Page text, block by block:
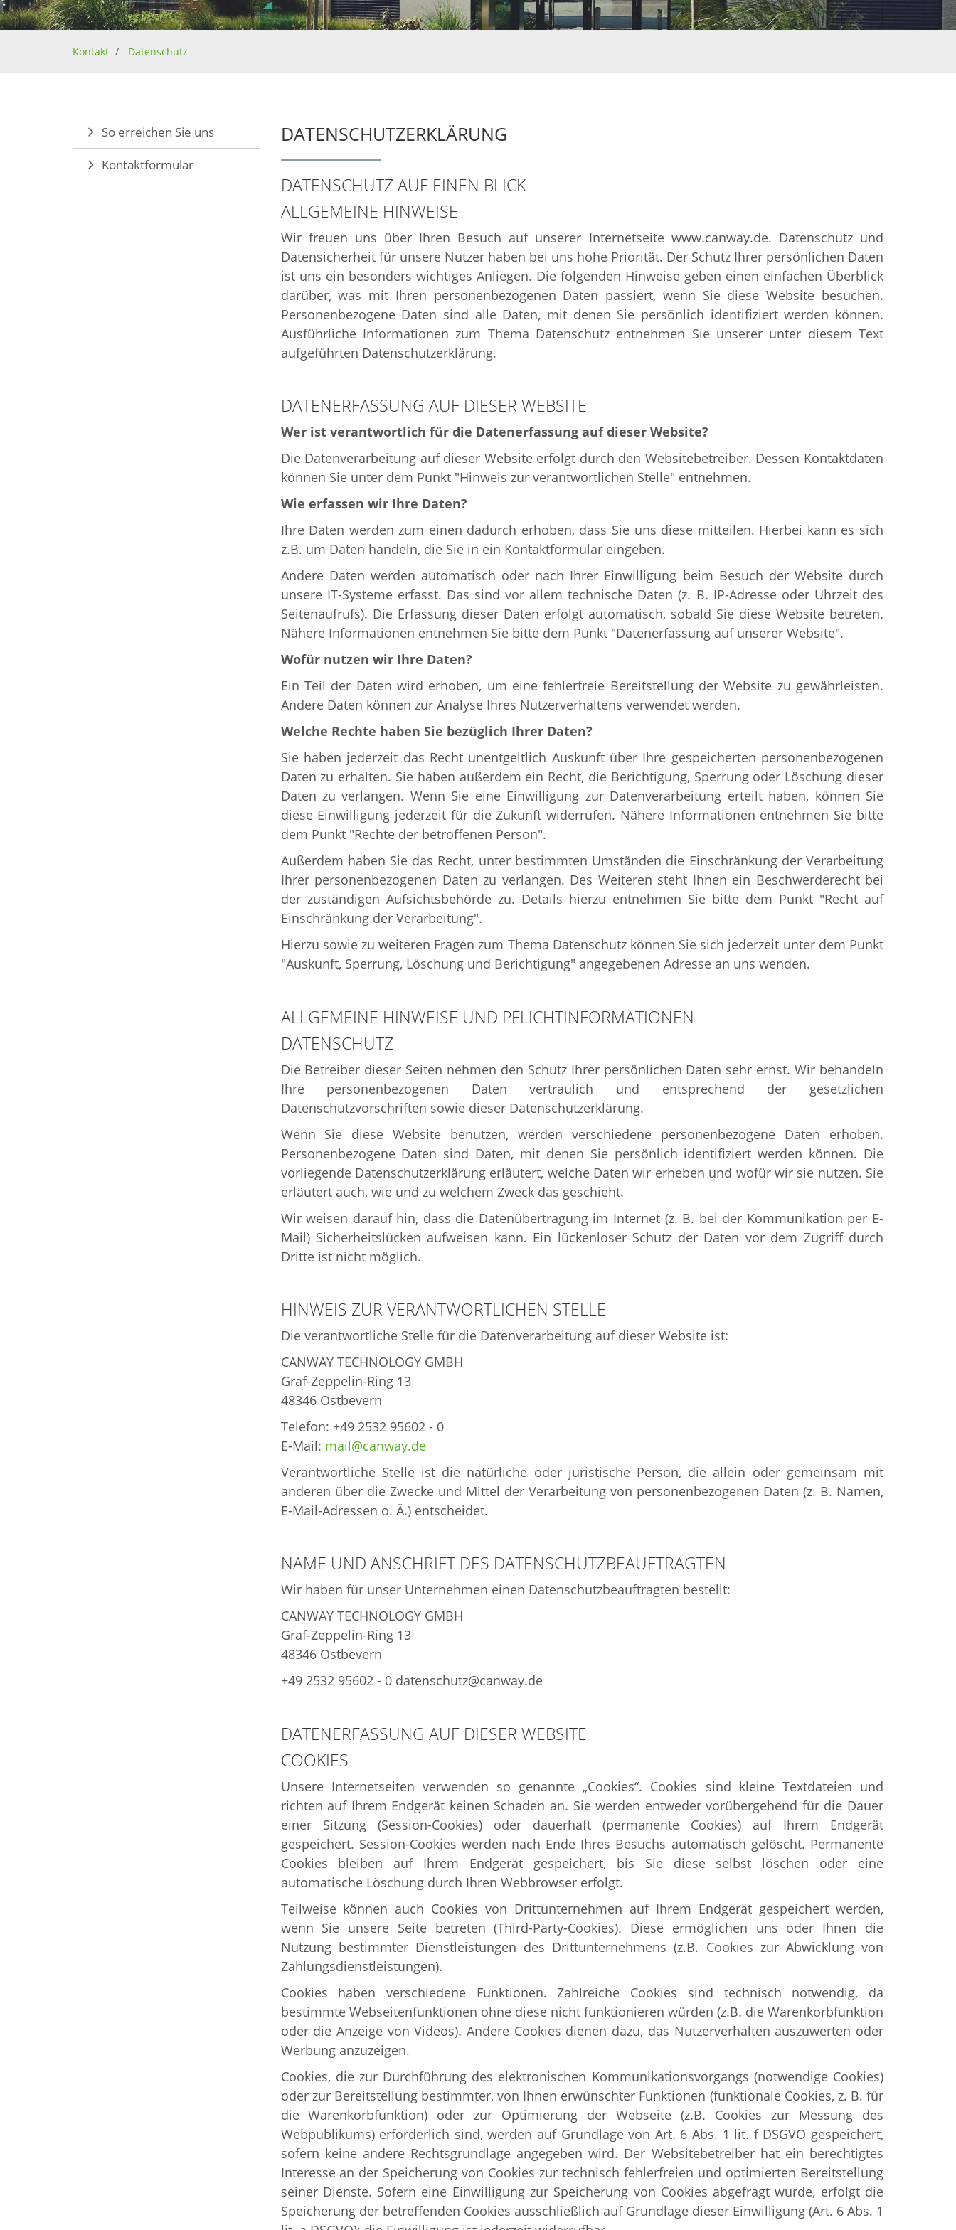
Kontakt Datenschutz
DATENSCHUTZERKLÄRUNG
DATENSCHUTZ AUF EINEN BLICK
ALLGEMEINE HINWEISE
Wir freuen uns über Ihren Besuch auf unserer Internetseite www.canway.de. Datenschutz und
Datensicherheit für unsere Nutzer haben bei uns hohe Priorität. Der Schutz Ihrer persönlichen Daten
ist uns ein besonders wichtiges Anliegen. Die folgenden Hinweise geben einen einfachen Überblick
darüber, was mit Ihren personenbezogenen Daten passiert, wenn Sie diese Website besuchen.
Personenbezogene Daten sind alle Daten, mit denen Sie persönlich identifiziert werden können.
Ausführliche Informationen zum Thema Datenschutz entnehmen Sie unserer unter diesem Text
aufgeführten Datenschutzerklärung.
DATENERFASSUNG AUF DIESER WEBSITE
Wer ist verantwortlich für die Datenerfassung auf dieser Website?
Die Datenverarbeitung auf dieser Website erfolgt durch den Websitebetreiber. Dessen Kontaktdaten
können Sie unter dem Punkt "Hinweis zur verantwortlichen Stelle" entnehmen.
Wie erfassen wir Ihre Daten?
Ihre Daten werden zum einen dadurch erhoben, dass Sie uns diese mitteilen. Hierbei kann es sich
z.B. um Daten handeln, die Sie in ein Kontaktformular eingeben.
Andere Daten werden automatisch oder nach Ihrer Einwilligung beim Besuch der Website durch
unsere IT-Systeme erfasst. Das sind vor allem technische Daten (z. B. IP-Adresse oder Uhrzeit des
Seitenaufrufs). Die Erfassung dieser Daten erfolgt automatisch, sobald Sie diese Website betreten.
Nähere Informationen entnehmen Sie bitte dem Punkt "Datenerfassung auf unserer Website".
Wofür nutzen wir Ihre Daten?
Ein Teil der Daten wird erhoben, um eine fehlerfreie Bereitstellung der Website zu gewährleisten.
Andere Daten können zur Analyse Ihres Nutzerverhaltens verwendet werden.
Welche Rechte haben Sie bezüglich Ihrer Daten?
Sie haben jederzeit das Recht unentgeltlich Auskunft über Ihre gespeicherten personenbezogenen
Daten zu erhalten. Sie haben außerdem ein Recht, die Berichtigung, Sperrung oder Löschung dieser
Daten zu verlangen. Wenn Sie eine Einwilligung zur Datenverarbeitung erteilt haben, können Sie
diese Einwilligung jederzeit für die Zukunft widerrufen. Nähere Informationen entnehmen Sie bitte
dem Punkt "Rechte der betroffenen Person".
Außerdem haben Sie das Recht, unter bestimmten Umständen die Einschränkung der Verarbeitung
Ihrer personenbezogenen Daten zu verlangen. Des Weiteren steht Ihnen ein Beschwerderecht bei
der zuständigen Aufsichtsbehörde zu. Details hierzu entnehmen Sie bitte dem Punkt "Recht auf
Einschränkung der Verarbeitung".
Hierzu sowie zu weiteren Fragen zum Thema Datenschutz können Sie sich jederzeit unter dem Punkt
"Auskunft, Sperrung, Löschung und Berichtigung" angegebenen Adresse an uns wenden.
ALLGEMEINE HINWEISE UND PFLICHTINFORMATIONEN
DATENSCHUTZ
Die Betreiber dieser Seiten nehmen den Schutz Ihrer persönlichen Daten sehr ernst. Wir behandeln
Ihre personenbezogenen Daten vertraulich und entsprechend der gesetzlichen
Datenschutzvorschriften sowie dieser Datenschutzerklärung.
Wenn Sie diese Website benutzen, werden verschiedene personenbezogene Daten erhoben.
Personenbezogene Daten sind Daten, mit denen Sie persönlich identifiziert werden können. Die
vorliegende Datenschutzerklärung erläutert, welche Daten wir erheben und wofür wir sie nutzen. Sie
erläutert auch, wie und zu welchem Zweck das geschieht.
Wir weisen darauf hin, dass die Datenübertragung im Internet (z. B. bei der Kommunikation per E-
Mail) Sicherheitslücken aufweisen kann. Ein lückenloser Schutz der Daten vor dem Zugriff durch
Dritte ist nicht möglich.
HINWEIS ZUR VERANTWORTLICHEN STELLE
Die verantwortliche Stelle für die Datenverarbeitung auf dieser Website ist:
CANWAY TECHNOLOGY GMBH
Graf-Zeppelin-Ring 13
48346 Ostbevern
Telefon: +49 2532 95602 - 0
E-Mail: mail@canway.de
Verantwortliche Stelle ist die natürliche oder juristische Person, die allein oder gemeinsam mit
anderen über die Zwecke und Mittel der Verarbeitung von personenbezogenen Daten (z. B. Namen,
E-Mail-Adressen o. Ä.) entscheidet.
NAME UND ANSCHRIFT DES DATENSCHUTZBEAUFTRAGTEN
Wir haben für unser Unternehmen einen Datenschutzbeauftragten bestellt:
CANWAY TECHNOLOGY GMBH
Graf-Zeppelin-Ring 13
48346 Ostbevern
+49 2532 95602 - 0 datenschutz@canway.de
DATENERFASSUNG AUF DIESER WEBSITE
COOKIES
Unsere Internetseiten verwenden so genannte „Cookies“. Cookies sind kleine Textdateien und
richten auf Ihrem Endgerät keinen Schaden an. Sie werden entweder vorübergehend für die Dauer
einer Sitzung (Session-Cookies) oder dauerhaft (permanente Cookies) auf Ihrem Endgerät
gespeichert. Session-Cookies werden nach Ende Ihres Besuchs automatisch gelöscht. Permanente
Cookies bleiben auf Ihrem Endgerät gespeichert, bis Sie diese selbst löschen oder eine
automatische Löschung durch Ihren Webbrowser erfolgt.
Teilweise können auch Cookies von Drittunternehmen auf Ihrem Endgerät gespeichert werden,
wenn Sie unsere Seite betreten (Third-Party-Cookies). Diese ermöglichen uns oder Ihnen die
Nutzung bestimmter Dienstleistungen des Drittunternehmens (z.B. Cookies zur Abwicklung von
Zahlungsdienstleistungen).
Cookies haben verschiedene Funktionen. Zahlreiche Cookies sind technisch notwendig, da
bestimmte Webseitenfunktionen ohne diese nicht funktionieren würden (z.B. die Warenkorbfunktion
oder die Anzeige von Videos). Andere Cookies dienen dazu, das Nutzerverhalten auszuwerten oder
Werbung anzuzeigen.
Cookies, die zur Durchführung des elektronischen Kommunikationsvorgangs (notwendige Cookies)
oder zur Bereitstellung bestimmter, von Ihnen erwünschter Funktionen (funktionale Cookies, z. B. für
die Warenkorbfunktion) oder zur Optimierung der Webseite (z.B. Cookies zur Messung des
Webpublikums) erforderlich sind, werden auf Grundlage von Art. 6 Abs. 1 lit. f DSGVO gespeichert,
sofern keine andere Rechtsgrundlage angegeben wird. Der Websitebetreiber hat ein berechtigtes
Interesse an der Speicherung von Cookies zur technisch fehlerfreien und optimierten Bereitstellung
seiner Dienste. Sofern eine Einwilligung zur Speicherung von Cookies abgefragt wurde, erfolgt die
Speicherung der betreffenden Cookies ausschließlich auf Grundlage dieser Einwilligung (Art. 6 Abs. 1
So erreichen Sie uns
Kontaktformular